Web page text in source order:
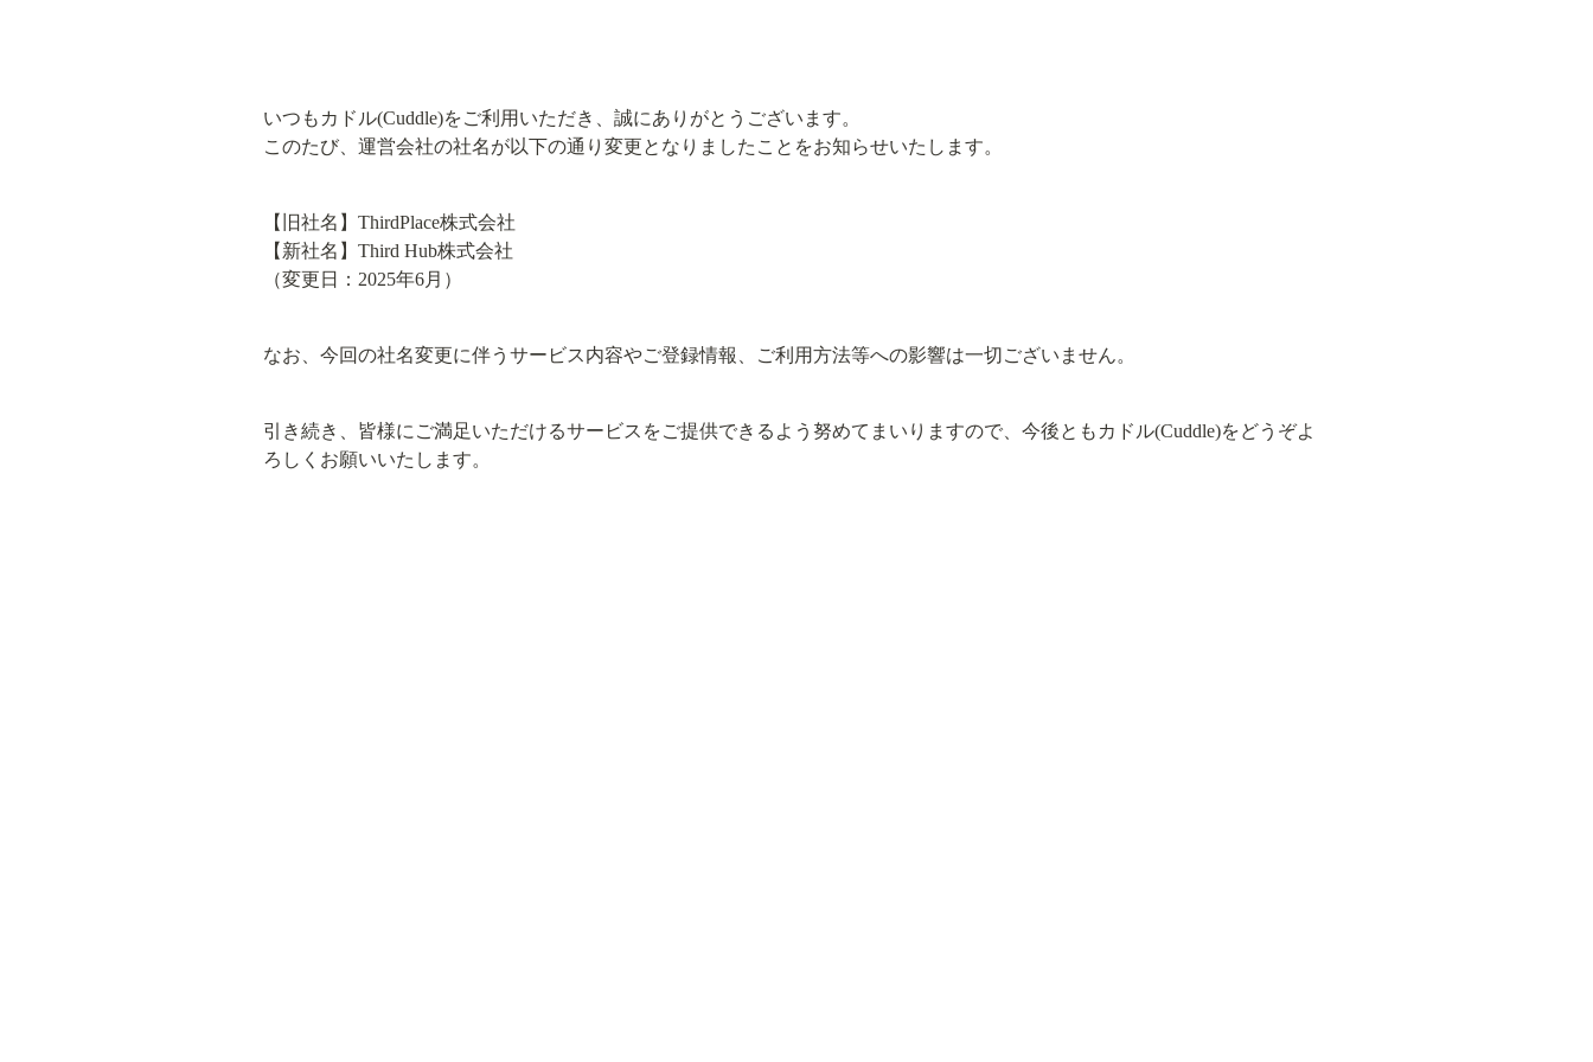
いつもカドル(Cuddle)をご利用いただき、誠にありがとうございます。
このたび、運営会社の社名が以下の通り変更となりましたことをお知らせいたします。
【旧社名】ThirdPlace株式会社
【新社名】Third Hub株式会社
（変更日：2025年6月）
なお、今回の社名変更に伴うサービス内容やご登録情報、ご利用方法等への影響は一切ございません。
引き続き、皆様にご満足いただけるサービスをご提供できるよう努めてまいりますので、今後ともカドル(Cuddle)をどうぞよ
ろしくお願いいたします。